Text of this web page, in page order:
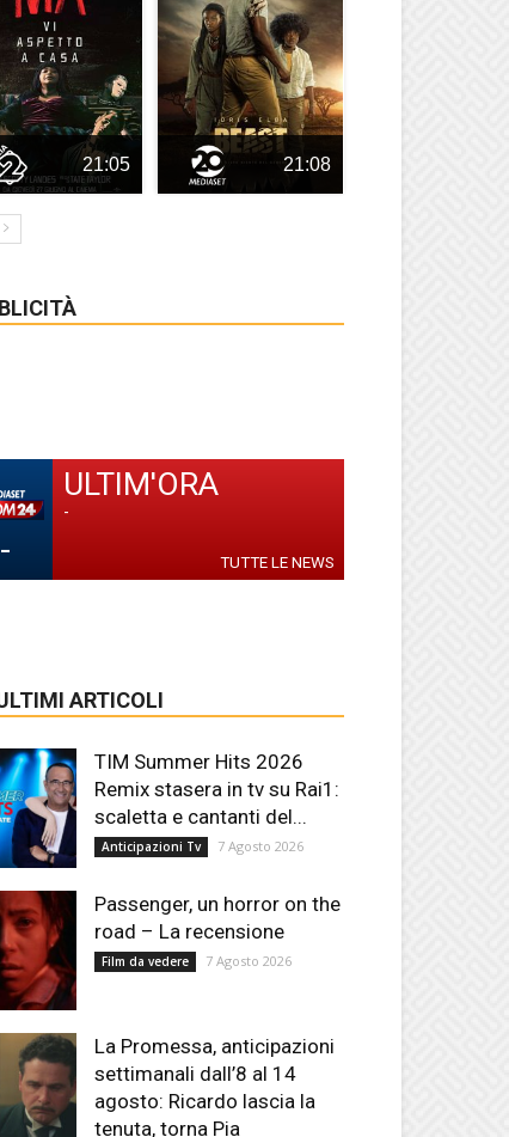
21:05 21:08
-
ULTIM'ORA
-
TUTTE LE NEWS
ARTICOLI
TIM Summer Hits 2026
Remix stasera in tv su Rai1:
scaletta e cantanti del...
Anticipazioni Tv 7 Agosto 2026
Passenger, un horror on the
road – La recensione
Film da vedere 7 Agosto 2026
La Promessa, anticipazioni
settimanali dall’8 al 14
agosto: Ricardo lascia la
tenuta, torna Pia